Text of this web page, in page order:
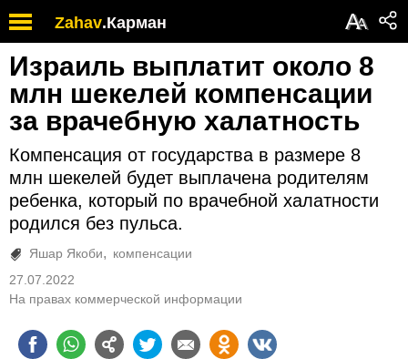
Zahav.Карман АА
Израиль выплатит около 8
млн шекелей компенсации
за врачебную халатность
Компенсация от государства в размере 8
млн шекелей будет выплачена родителям
ребенка, который по врачебной халатности
родился без пульса.
Яшар Якоби
компенсации
27.07.2022
На правах коммерческой информации